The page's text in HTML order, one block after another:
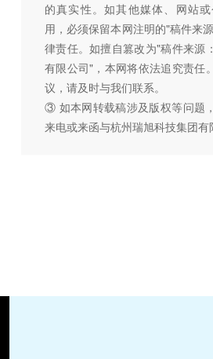
的真实性。如其他媒体、网站
用，必须保留本网注明的"稿件来
律责任。如擅自篡改为"稿件来源
有限公司"，本网将依法追究责任
议，请及时与我们联系。
③ 如本网转载稿涉及版权等问题
来电或来函与杭州瑞旭科技集团有